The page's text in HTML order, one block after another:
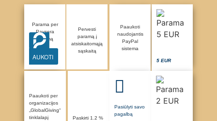
Parama per
Paysera
sistemą
AUKOTI
Pervesti
paramą į
atsiskaitomąją
sąskaitą
Paaukoti
naudojantis
PayPal
sistema
5 EUR
Paaukoti per
organizacijos
„GlobalGiving“
tinklalapį
Paskirti 1.2 %
Pasiūlyti savo
pagalbą